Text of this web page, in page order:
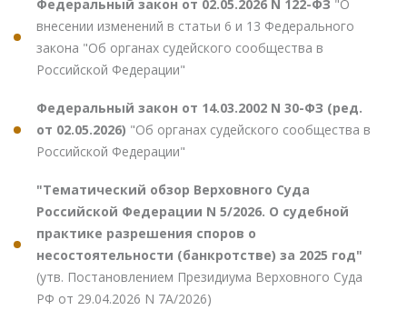
Федеральный закон от 02.05.2026 N 122-ФЗ "О
внесении изменений в статьи 6 и 13 Федерального
закона "Об органах судейского сообщества в
Российской Федерации"
Федеральный закон от 14.03.2002 N 30-ФЗ (ред.
от 02.05.2026) "Об органах судейского сообщества в
Российской Федерации"
"Тематический обзор Верховного Суда
Российской Федерации N 5/2026. О судебной
практике разрешения споров о
несостоятельности (банкротстве) за 2025 год"
(утв. Постановлением Президиума Верховного Суда
РФ от 29.04.2026 N 7А/2026)